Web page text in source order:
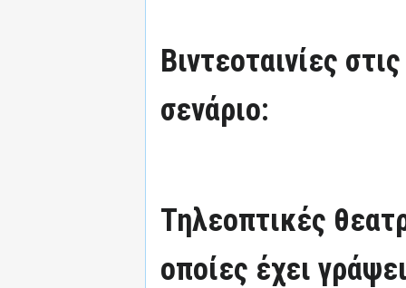
Βιντεοταινίες
σενάριο:
Τηλεοπτικές
οποίες έχει